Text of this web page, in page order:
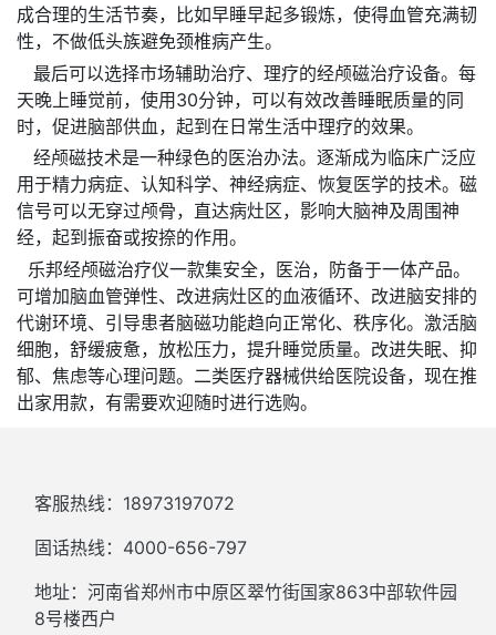
成合理的生活节奏，比如早睡早起多锻炼，使得血管充满韧
性，不做低头族避免颈椎病产生。
最后可以选择市场辅助治疗、理疗的经颅磁治疗设备。每
天晚上睡觉前，使用30分钟，可以有效改善睡眠质量的同
时，促进脑部供血，起到在日常生活中理疗的效果。
经颅磁技术是一种绿色的医治办法。逐渐成为临床广泛应
用于精力病症、认知科学、神经病症、恢复医学的技术。磁
信号可以无穿过颅骨，直达病灶区，影响大脑神及周围神
经，起到振奋或按捺的作用。
乐邦经颅磁治疗仪一款集安全，医治，防备于一体产品。
可增加脑血管弹性、改进病灶区的血液循环、改进脑安排的
代谢环境、引导患者脑磁功能趋向正常化、秩序化。激活脑
细胞，舒缓疲惫，放松压力，提升睡觉质量。改进失眠、抑
郁、焦虑等心理问题。二类医疗器械供给医院设备，现在推
出家用款，有需要欢迎随时进行选购。
客服热线：18973197072
固话热线：4000-656-797
地址：河南省郑州市中原区翠竹街国家863中部软件园
8号楼西户